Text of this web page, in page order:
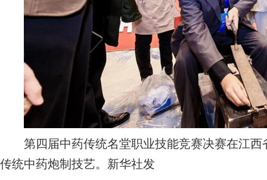
第四届中药传统名堂职业技能竞赛决赛在江西
传统中药炮制技艺。新华社发